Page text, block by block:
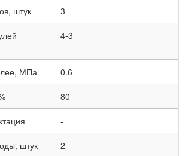
штук 3
4-3
МПа 0.6
80
-
штук 2